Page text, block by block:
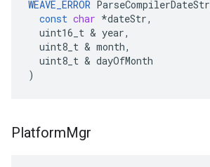
WEAVE_ERROR ParseCompilerDateStr
const char *dateStr,
uint16_t & year,
uint8_t & month,
uint8_t & dayOfMonth
)
PlatformMgr